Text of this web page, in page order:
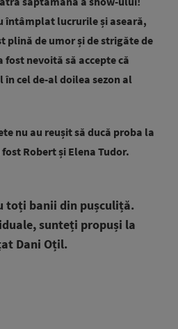
întâmplat lucrurile și aseară,
plină de umor și de strigăte de
fost nevoită să accepte că
cel de-al doilea sezon al
nu au reușit să ducă proba la
Robert și Elena Tudor.
toți banii din pușculiță.
sunteți propuși la
Dani Oțil.